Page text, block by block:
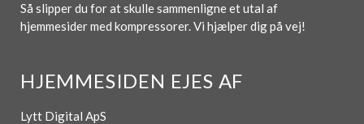
Så slipper du for at skulle sammenligne et utal af
hjemmesider med kompressorer. Vi hjælper dig på vej!
HJEMMESIDEN EJES AF
Lytt Digital ApS